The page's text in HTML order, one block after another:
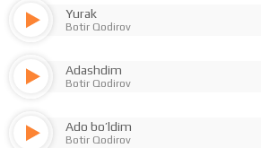
Yurak
Botir Qodirov
Adashdim
Botir Qodirov
Ado bo’ldim
Botir Qodirov